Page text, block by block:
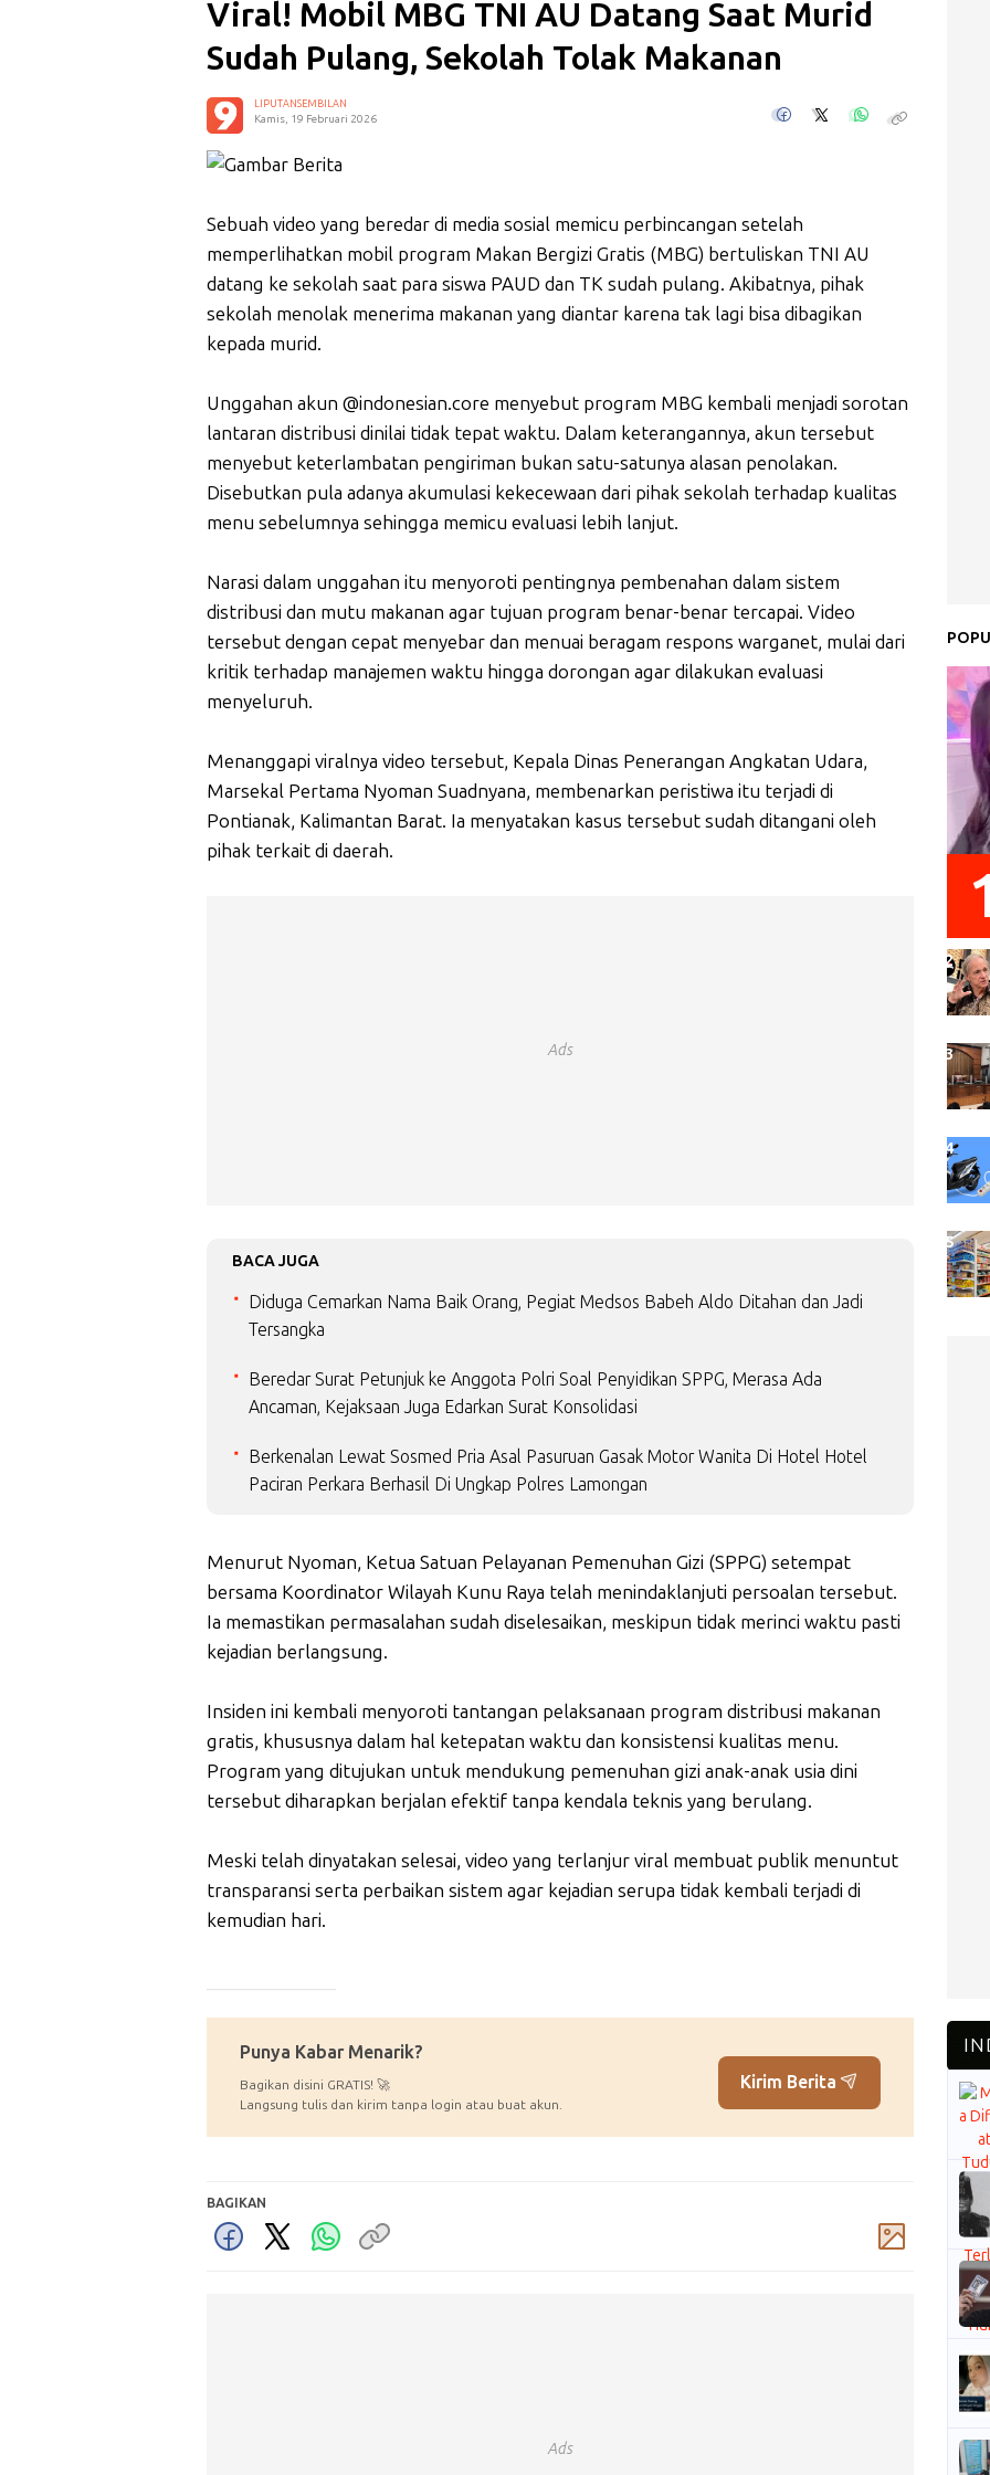
Viral! Mobil MBG TNI AU Datang Saat Murid
Sudah Pulang, Sekolah Tolak Makanan
LIPUTANSEMBILAN
Kamis, 19 Februari 2026
Sebuah video yang beredar di media sosial memicu perbincangan setelah
memperlihatkan mobil program Makan Bergizi Gratis (MBG) bertuliskan TNI AU
datang ke sekolah saat para siswa PAUD dan TK sudah pulang. Akibatnya, pihak
sekolah menolak menerima makanan yang diantar karena tak lagi bisa dibagikan
kepada murid.
Unggahan akun @indonesian.core menyebut program MBG kembali menjadi sorotan
lantaran distribusi dinilai tidak tepat waktu. Dalam keterangannya, akun tersebut
menyebut keterlambatan pengiriman bukan satu-satunya alasan penolakan.
Disebutkan pula adanya akumulasi kekecewaan dari pihak sekolah terhadap kualitas
menu sebelumnya sehingga memicu evaluasi lebih lanjut.
Narasi dalam unggahan itu menyoroti pentingnya pembenahan dalam sistem
distribusi dan mutu makanan agar tujuan program benar-benar tercapai. Video
tersebut dengan cepat menyebar dan menuai beragam respons warganet, mulai dari
kritik terhadap manajemen waktu hingga dorongan agar dilakukan evaluasi
menyeluruh.
Menanggapi viralnya video tersebut, Kepala Dinas Penerangan Angkatan Udara,
Marsekal Pertama Nyoman Suadnyana, membenarkan peristiwa itu terjadi di
Pontianak, Kalimantan Barat. Ia menyatakan kasus tersebut sudah ditangani oleh
pihak terkait di daerah.
Ads
BACA JUGA
Diduga Cemarkan Nama Baik Orang, Pegiat Medsos Babeh Aldo Ditahan dan Jadi
Tersangka
Beredar Surat Petunjuk ke Anggota Polri Soal Penyidikan SPPG, Merasa Ada
Ancaman, Kejaksaan Juga Edarkan Surat Konsolidasi
Berkenalan Lewat Sosmed Pria Asal Pasuruan Gasak Motor Wanita Di Hotel Hotel
Paciran Perkara Berhasil Di Ungkap Polres Lamongan
Menurut Nyoman, Ketua Satuan Pelayanan Pemenuhan Gizi (SPPG) setempat
bersama Koordinator Wilayah Kunu Raya telah menindaklanjuti persoalan tersebut.
Ia memastikan permasalahan sudah diselesaikan, meskipun tidak merinci waktu pasti
kejadian berlangsung.
Insiden ini kembali menyoroti tantangan pelaksanaan program distribusi makanan
gratis, khususnya dalam hal ketepatan waktu dan konsistensi kualitas menu.
Program yang ditujukan untuk mendukung pemenuhan gizi anak-anak usia dini
tersebut diharapkan berjalan efektif tanpa kendala teknis yang berulang.
Meski telah dinyatakan selesai, video yang terlanjur viral membuat publik menuntut
transparansi serta perbaikan sistem agar kejadian serupa tidak kembali terjadi di
kemudian hari.
Punya Kabar Menarik?
Bagikan disini GRATIS! 🚀
Langsung tulis dan kirim tanpa login atau buat akun.
Kirim Berita
BAGIKAN
Ads